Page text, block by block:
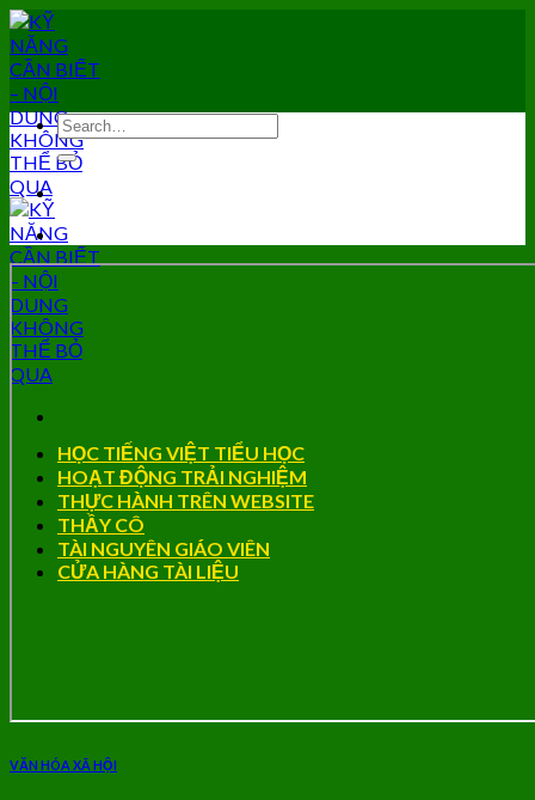
Skip
to
content
HỌC TIẾNG VIỆT TIỂU HỌC
HOẠT ĐỘNG TRẢI NGHIỆM
THỰC HÀNH TRÊN WEBSITE
THẦY CÔ
TÀI NGUYÊN GIÁO VIÊN
CỬA HÀNG TÀI LIỆU
VĂN HÓA XÃ HỘI